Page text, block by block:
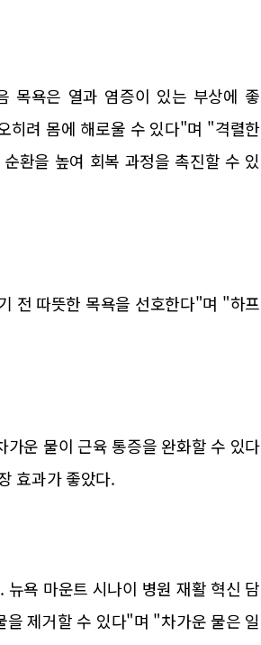
목욕은 열과 염증이 있는 부상에 좋
히려 몸에 해로울 수 있다"며 "격렬한
환을 높여 회복 과정을 촉진할 수 있
전 따뜻한 목욕을 선호한다"며 "하프
운 물이 근육 통증을 완화할 수 있다
효과가 좋았다.
욕 마운트 시나이 병원 재활 혁신 담
제거할 수 있다"며 "차가운 물은 일